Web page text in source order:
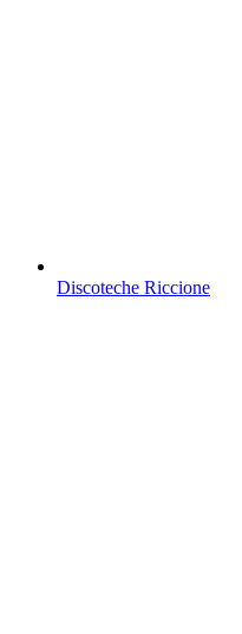
Discoteche Riccione